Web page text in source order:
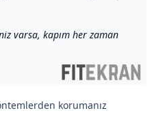
varsa, kapım her zaman
korumanız